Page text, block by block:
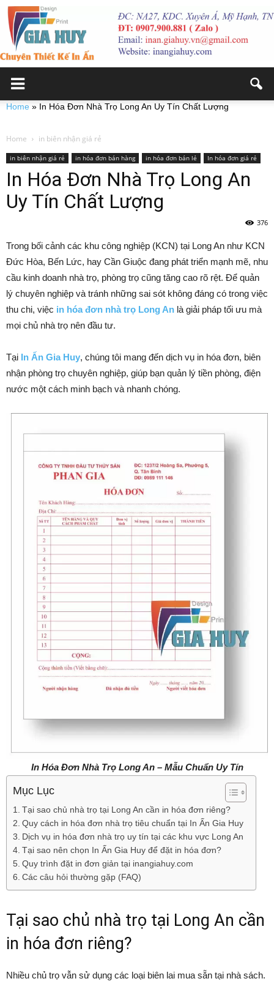
Home » In Hóa Đơn Nhà Trọ Long An Uy Tín Chất Lượng
Home in biên nhận giá rẻ
in biên nhận giá rẻ in hóa đơn bán hàng in hóa đơn bán lẻ In hóa đơn giá rẻ
In Hóa Đơn Nhà Trọ Long An
Uy Tín Chất Lượng
376
Trong bối cảnh các khu công nghiệp (KCN) tại Long An như KCN
Đức Hòa, Bến Lức, hay Cần Giuộc đang phát triển mạnh mẽ, nhu
cầu kinh doanh nhà trọ, phòng trọ cũng tăng cao rõ rệt. Để quản
lý chuyên nghiệp và tránh những sai sót không đáng có trong việc
thu chi, việc in hóa đơn nhà trọ Long An là giải pháp tối ưu mà
mọi chủ nhà trọ nên đầu tư.
Tại In Ấn Gia Huy, chúng tôi mang đến dịch vụ in hóa đơn, biên
nhận phòng trọ chuyên nghiệp, giúp bạn quản lý tiền phòng, điện
nước một cách minh bạch và nhanh chóng.
In Hóa Đơn Nhà Trọ Long An – Mẫu Chuẩn Uy Tín
Mục Lục
Tại sao chủ nhà trọ tại Long An cần in hóa đơn riêng?
Quy cách in hóa đơn nhà trọ tiêu chuẩn tại In Ấn Gia Huy
Dịch vụ in hóa đơn nhà trọ uy tín tại các khu vực Long An
Tại sao nên chọn In Ấn Gia Huy để đặt in hóa đơn?
Quy trình đặt in đơn giản tại inangiahuy.com
Các câu hỏi thường gặp (FAQ)
Tại sao chủ nhà trọ tại Long An cần
in hóa đơn riêng?
Nhiều chủ trọ vẫn sử dụng các loại biên lai mua sẵn tại nhà sách.